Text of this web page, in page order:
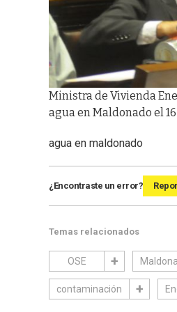
Ministra de Vivienda
agua en Maldonado el
agua en maldonado
¿Encontraste un error?
Temas relacionados
OSE
contaminación